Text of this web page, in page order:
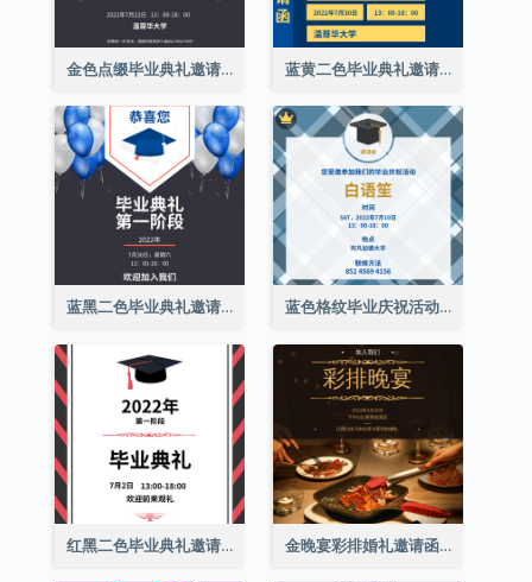
金色点缀毕业典礼邀请函 蓝黄二色毕业典礼邀请函
蓝黑二色毕业典礼邀请函 蓝色格纹毕业庆祝活动邀请函
红黑二色毕业典礼邀请函 金晚宴彩排婚礼邀请函